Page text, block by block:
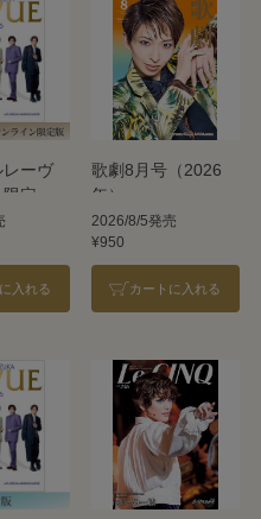
レーヴ
限定
入れる
歌劇8月号（2026
年）
2026/8/5発売
¥950
カートに入れる